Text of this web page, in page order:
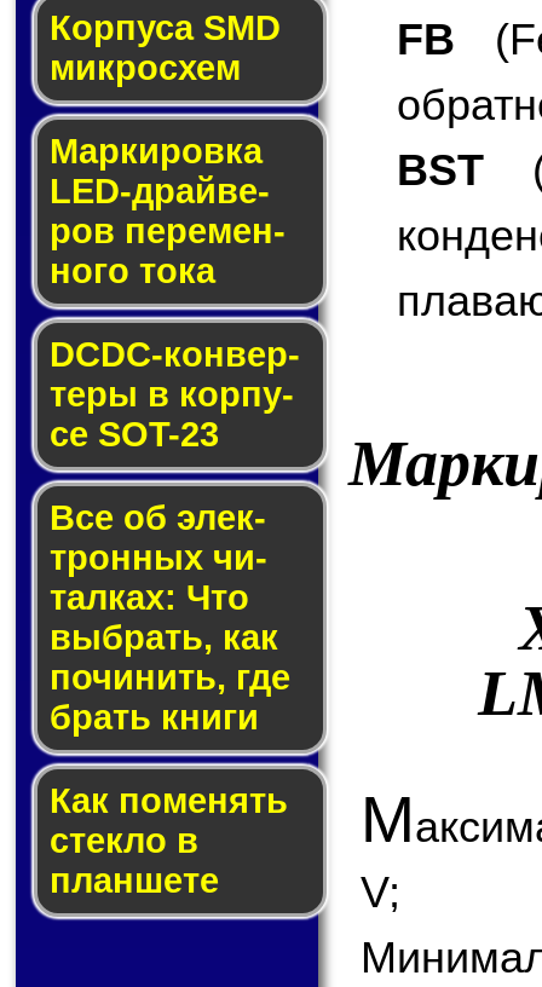
Корпуса SMD
мик­ро­схем
Маркировка
LED-драй­ве­
ров пе­ре­мен­
но­го то­ка
DCDC-кон­вер­
те­ры в кор­пу­
се SOT-23
Все об элек­
трон­ных чи­
тал­ках: Что
выб­рать, как
по­чи­нить, где
брать кни­ги
Как по­ме­нять
стек­ло в
планшете
FB
BST
М
V;